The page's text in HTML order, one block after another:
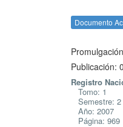
Documento
Publicación:
Registro
Tomo: 1
Semestre: 2
Año: 2007
Página: 969